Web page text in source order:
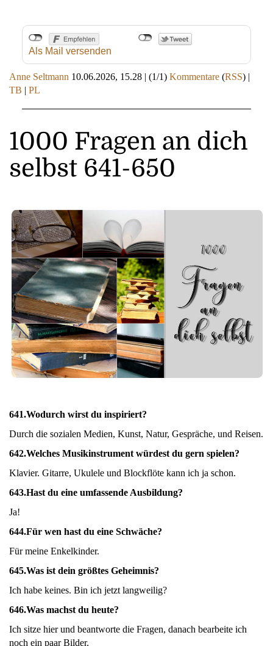
Als Mail versenden
Anne Seltmann 10.06.2026, 15.28 | (1/1) Kommentare (RSS) |
TB | PL
1000 Fragen an dich
selbst 641-650
641.Wodurch wirst du inspiriert?
Durch die sozialen Medien, Kunst, Natur, Gespräche, und Reisen.
642.Welches Musikinstrument würdest du gern spielen?
Klavier. Gitarre, Ukulele und Blockflöte kann ich ja schon.
643.Hast du eine umfassende Ausbildung?
Ja!
644.Für wen hast du eine Schwäche?
Für meine Enkelkinder.
645.Was ist dein größtes Geheimnis?
Ich habe keines. Bin ich jetzt langweilig?
646.Was machst du heute?
Ich sitze hier und beantworte die Fragen, danach bearbeite ich
noch ein paar Bilder.